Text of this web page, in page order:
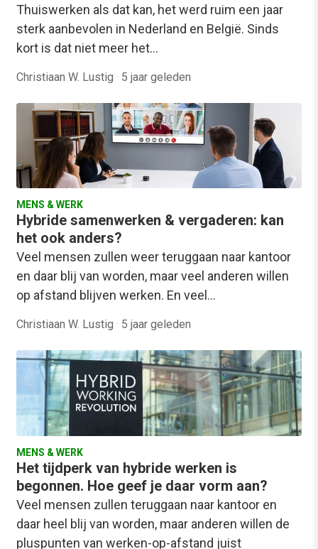
Thuiswerken als dat kan, het werd ruim een jaar
sterk aanbevolen in Nederland en België. Sinds
kort is dat niet meer het…
Christiaan W. Lustig · 5 jaar geleden
MENS & WERK
Hybride samenwerken & vergaderen: kan
het ook anders?
Veel mensen zullen weer teruggaan naar kantoor
en daar blij van worden, maar veel anderen willen
op afstand blijven werken. En veel…
Christiaan W. Lustig · 5 jaar geleden
MENS & WERK
Het tijdperk van hybride werken is
begonnen. Hoe geef je daar vorm aan?
Veel mensen zullen teruggaan naar kantoor en
daar heel blij van worden, maar anderen willen de
pluspunten van werken-op-afstand juist